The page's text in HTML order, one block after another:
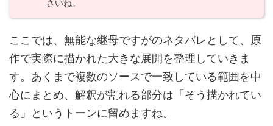
さいね。
ここでは、無能な継母ですがのネタバレとして、原
作で実際に描かれた大きな展開を整理していきま
す。あくまで複数のソースで一致している範囲を中
心にまとめ、解釈が割れる部分は「そう描かれてい
る」というトーンに留めますね。